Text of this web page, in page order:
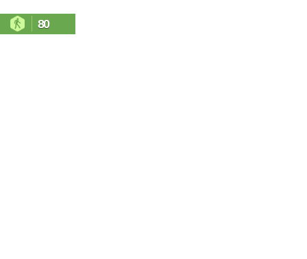
80